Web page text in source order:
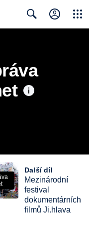
Další díl
Mezinárodní
festival
dokumentárních
filmů Ji.hlava